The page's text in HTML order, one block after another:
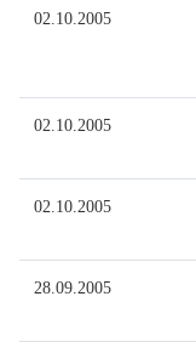
02.10.2005
02.10.2005
02.10.2005
28.09.2005